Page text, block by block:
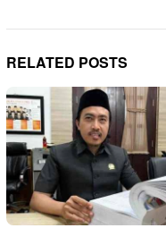
RELATED POSTS